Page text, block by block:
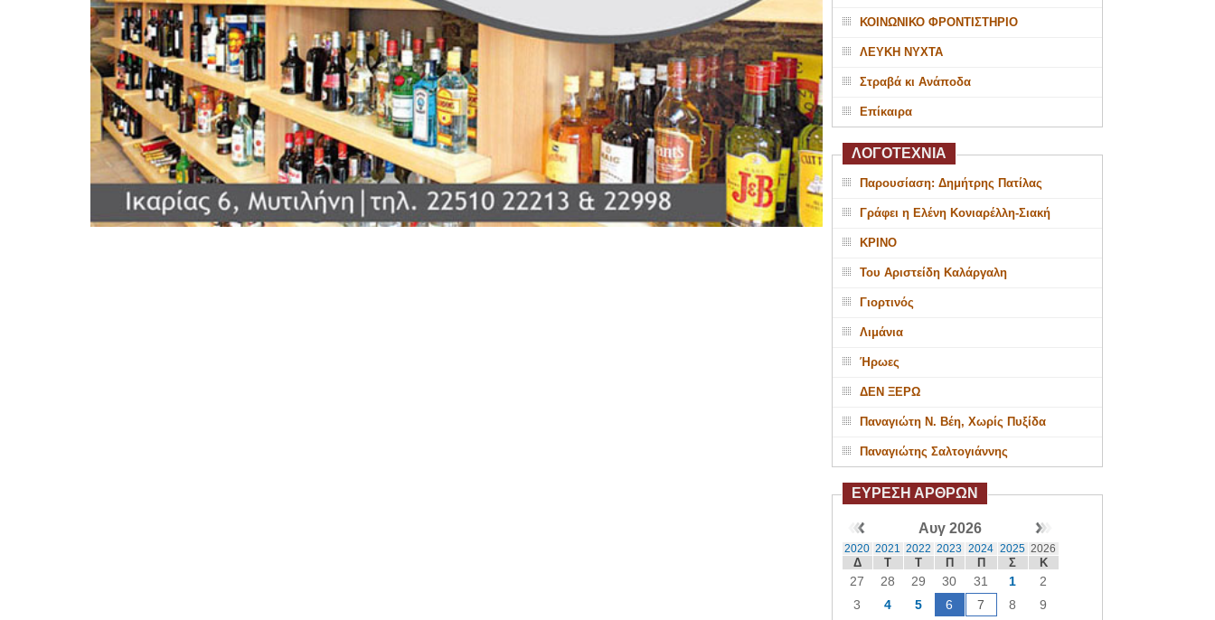
ΚΟΙΝΩΝΙΚΟ ΦΡΟΝΤΙΣΤΗΡΙΟ
ΛΕΥΚΗ ΝΥΧΤΑ
Στραβά κι Ανάποδα
Επίκαιρα
ΛΟΓΟΤΕΧΝΙΑ
Παρουσίαση: Δημήτρης Πατίλας
Γράφει η Ελένη Κονιαρέλλη-Σιακή
ΚΡΙΝΟ
Του Αριστείδη Καλάργαλη
Γιορτινός
Λιμάνια
Ήρωες
ΔΕΝ ΞΕΡΩ
Παναγιώτη Ν. Βέη, Χωρίς Πυξίδα
Παναγιώτης Σαλτογιάννης
ΕΥΡΕΣΗ ΑΡΘΡΩΝ
Αυγ 2026
2020 2021 2022 2023 2024 2025 2026
Δ Τ Τ Π Π Σ Κ
27 28 29 30 31 1
2
3
4 5 6 7 8
9